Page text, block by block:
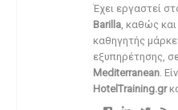
Έχει εργαστεί
Barilla, καθώς
καθηγητής
εξυπηρέτησης,
Mediterranean.
HotelTraining.gr